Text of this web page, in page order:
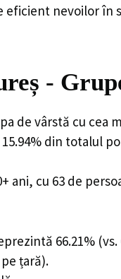
nevoilor în
-
de vârstă cu cea
din totalul
ani, cu 63 de
66.21%
țară).